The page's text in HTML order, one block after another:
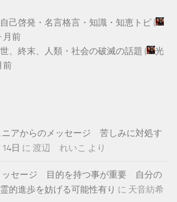
己啓発・名言格言・知識・知恵トピ (
月前
、終末、人類・社会の破滅の話題 (
光
前
ニアからのメッセージ 苦しみに対処す
日 に 渡辺 れいこ より
ッセージ 目的を持つ事が重要 自分の
的進歩を妨げる可能性有り に 天音紡希